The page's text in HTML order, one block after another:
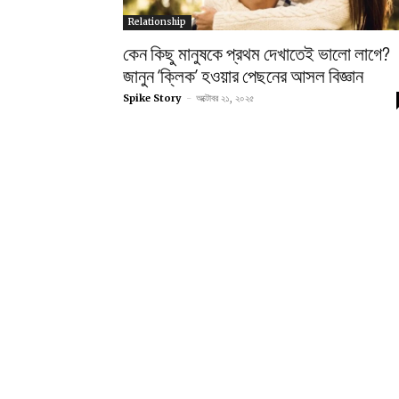
Relationship
কেন কিছু মানুষকে প্রথম দেখাতেই ভালো লাগে?
জানুন ‘ক্লিক’ হওয়ার পেছনের আসল বিজ্ঞান
Spike Story - অক্টোবর ২১, ২০২৫